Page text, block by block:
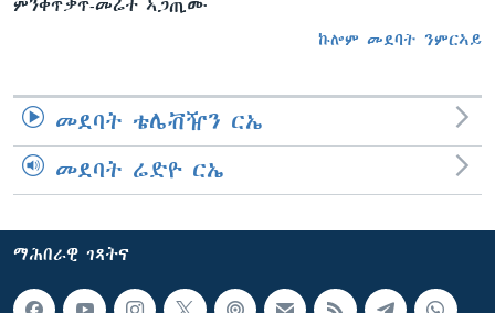
ምንቅጥቃጥ-መሬት ኣጋጢሙ
ኩሎም መደባት ንምርኣይ
መደባት ቴሌቭዥን ርኤ
መደባት ሬድዮ ርኤ
ማሕበራዊ ገጻትና